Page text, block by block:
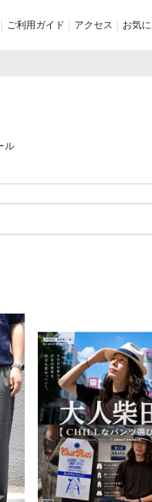
ZABOU
ご利用ガイド アクセス お気
ル